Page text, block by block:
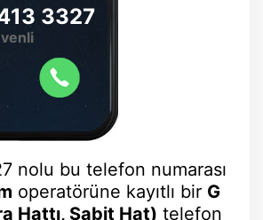
3327
nolu bu telefon numarası
operatörüne kayıtlı bir G
Hattı, Sabit Hat) telefon